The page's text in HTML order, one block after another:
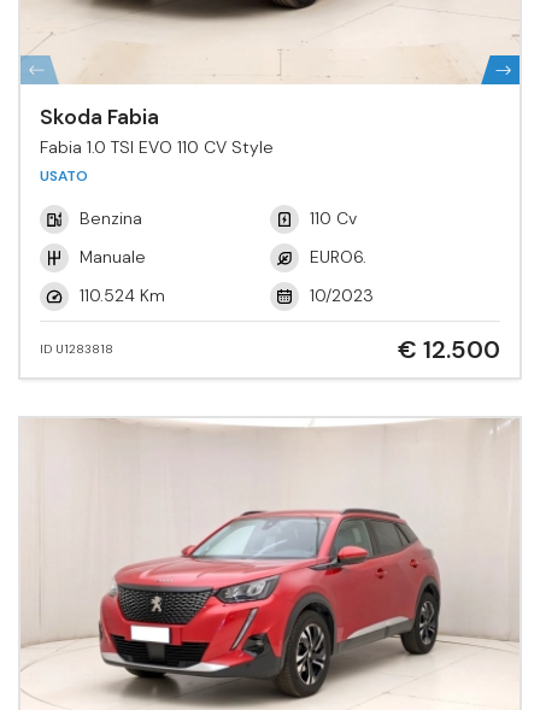
Skoda Fabia
Fabia 1.0 TSI EVO 110 CV Style
USATO
Benzina
110 Cv
Manuale
EURO6.
110.524 Km
10/2023
ID U1283818 € 12.500